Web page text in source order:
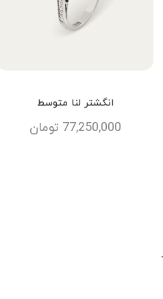
انگشتر لنا متوسط
77,250,000 تومان